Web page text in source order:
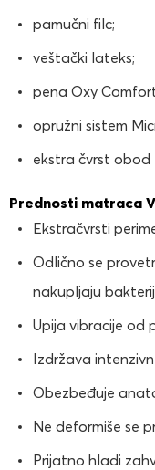
pamučni filc;
veštački lateks;
pena Oxy
opružni sistem
ekstra čvrst obod
Prednosti matraca
Ekstračvrsti
Odlično se
nakupljaju
Upija vibracije od
Izdržava
Obezbeđuje
Ne deformiše se
Prijatno hladi